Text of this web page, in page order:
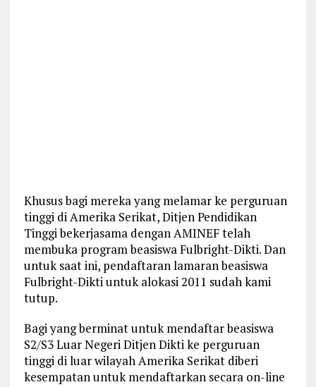
Khusus bagi mereka yang melamar ke perguruan
tinggi di Amerika Serikat, Ditjen Pendidikan
Tinggi bekerjasama dengan AMINEF telah
membuka program beasiswa Fulbright-Dikti. Dan
untuk saat ini, pendaftaran lamaran beasiswa
Fulbright-Dikti untuk alokasi 2011 sudah kami
tutup.
Bagi yang berminat untuk mendaftar beasiswa
S2/S3 Luar Negeri Ditjen Dikti ke perguruan
tinggi di luar wilayah Amerika Serikat diberi
kesempatan untuk mendaftarkan secara on-line